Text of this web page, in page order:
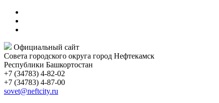
Официальный сайт
Совета городского округа город Нефтекамск
Республики Башкортостан
+7 (34783) 4-82-02
+7 (34783) 4-87-00
sovet@neftcity.ru